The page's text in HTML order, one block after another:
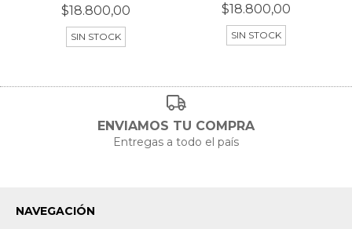
$18.800,00
SIN STOCK
$18.800,00
SIN STOCK
ENVIAMOS TU COMPRA
Entregas a todo el país
NAVEGACIÓN